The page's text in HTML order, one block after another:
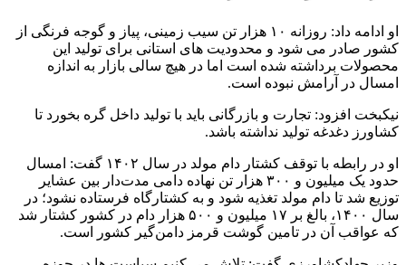
او ادامه داد: روزانه ۱۰ هزار تن سیب زمینی، پیاز و گوجه فرنگی از
کشور صادر می شود و محدودیت های استانی برای تولید این
محصولات برداشته شده است اما در هیچ سالی بازار به اندازه
امسال در آرامش نبوده است.
نیکبخت افزود: تجارت و بازرگانی باید با تولید داخل گره بخورد تا
کشاورز دغدغه تولید نداشته باشد.
او در رابطه با توقف کشتار دام مولد در سال ۱۴۰۲ گفت: امسال
حدود یک میلیون و ۳۰۰ هزار تن نهاده دامی مدت‌دار بین عشایر
توزیع شد تا دام مولد تغذیه شود و به کشتارگاه فرستاده نشود؛ در
سال ۱۴۰۰، بالغ بر ۱۷ میلیون و ۵۰۰ هزار دام در کشور کشتار شد
که عواقب آن در تامین گوشت قرمز دامن‌گیر کشور است.